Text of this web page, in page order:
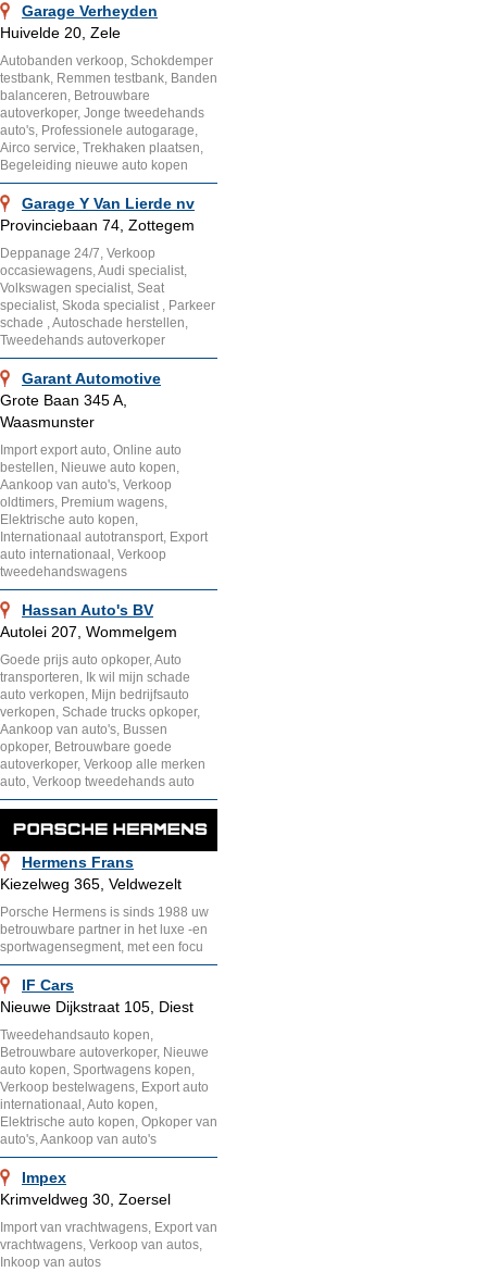
Garage Verheyden
Huivelde 20, Zele
Autobanden verkoop, Schokdemper
testbank, Remmen testbank, Banden
balanceren, Betrouwbare
autoverkoper, Jonge tweedehands
auto's, Professionele autogarage,
Airco service, Trekhaken plaatsen,
Begeleiding nieuwe auto kopen
Garage Y Van Lierde nv
Provinciebaan 74, Zottegem
Deppanage 24/7, Verkoop
occasiewagens, Audi specialist,
Volkswagen specialist, Seat
specialist, Skoda specialist , Parkeer
schade , Autoschade herstellen,
Tweedehands autoverkoper
Garant Automotive
Grote Baan 345 A,
Waasmunster
Import export auto, Online auto
bestellen, Nieuwe auto kopen,
Aankoop van auto's, Verkoop
oldtimers, Premium wagens,
Elektrische auto kopen,
Internationaal autotransport, Export
auto internationaal, Verkoop
tweedehandswagens
Hassan Auto's BV
Autolei 207, Wommelgem
Goede prijs auto opkoper, Auto
transporteren, Ik wil mijn schade
auto verkopen, Mijn bedrijfsauto
verkopen, Schade trucks opkoper,
Aankoop van auto's, Bussen
opkoper, Betrouwbare goede
autoverkoper, Verkoop alle merken
auto, Verkoop tweedehands auto
Hermens Frans
Kiezelweg 365, Veldwezelt
Porsche Hermens is sinds 1988 uw
betrouwbare partner in het luxe -en
sportwagensegment, met een focu
IF Cars
Nieuwe Dijkstraat 105, Diest
Tweedehandsauto kopen,
Betrouwbare autoverkoper, Nieuwe
auto kopen, Sportwagens kopen,
Verkoop bestelwagens, Export auto
internationaal, Auto kopen,
Elektrische auto kopen, Opkoper van
auto's, Aankoop van auto's
Impex
Krimveldweg 30, Zoersel
Import van vrachtwagens, Export van
vrachtwagens, Verkoop van autos,
Inkoop van autos